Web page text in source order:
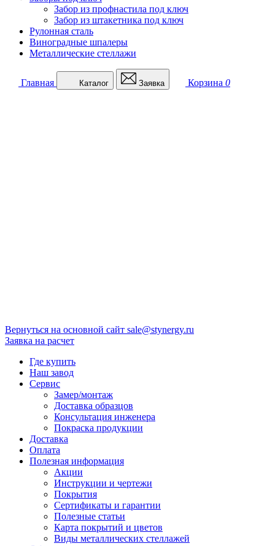
Забор из профнастила под ключ
Забор из штакетника под ключ
Рулонная сталь
Виноградные шпалеры
Металлические стеллажи
Главная Каталог Заявка Корзина 0
Вернуться на основной сайт sale@stynergy.ru
Заявка на расчет
Где купить
Наш завод
Сервис
Замер/монтаж
Доставка образцов
Консультация инженера
Покраска продукции
Доставка
Оплата
Полезная информация
Акции
Инструкции и чертежи
Покрытия
Сертификаты и гарантии
Полезные статьи
Карта покрытий и цветов
Виды металлических стеллажей